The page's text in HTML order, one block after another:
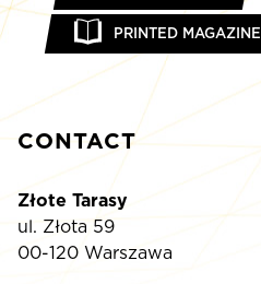
CONTACT
Złote Tarasy
ul. Złota 59
00-120 Warszawa
PRINTED MAGAZINE